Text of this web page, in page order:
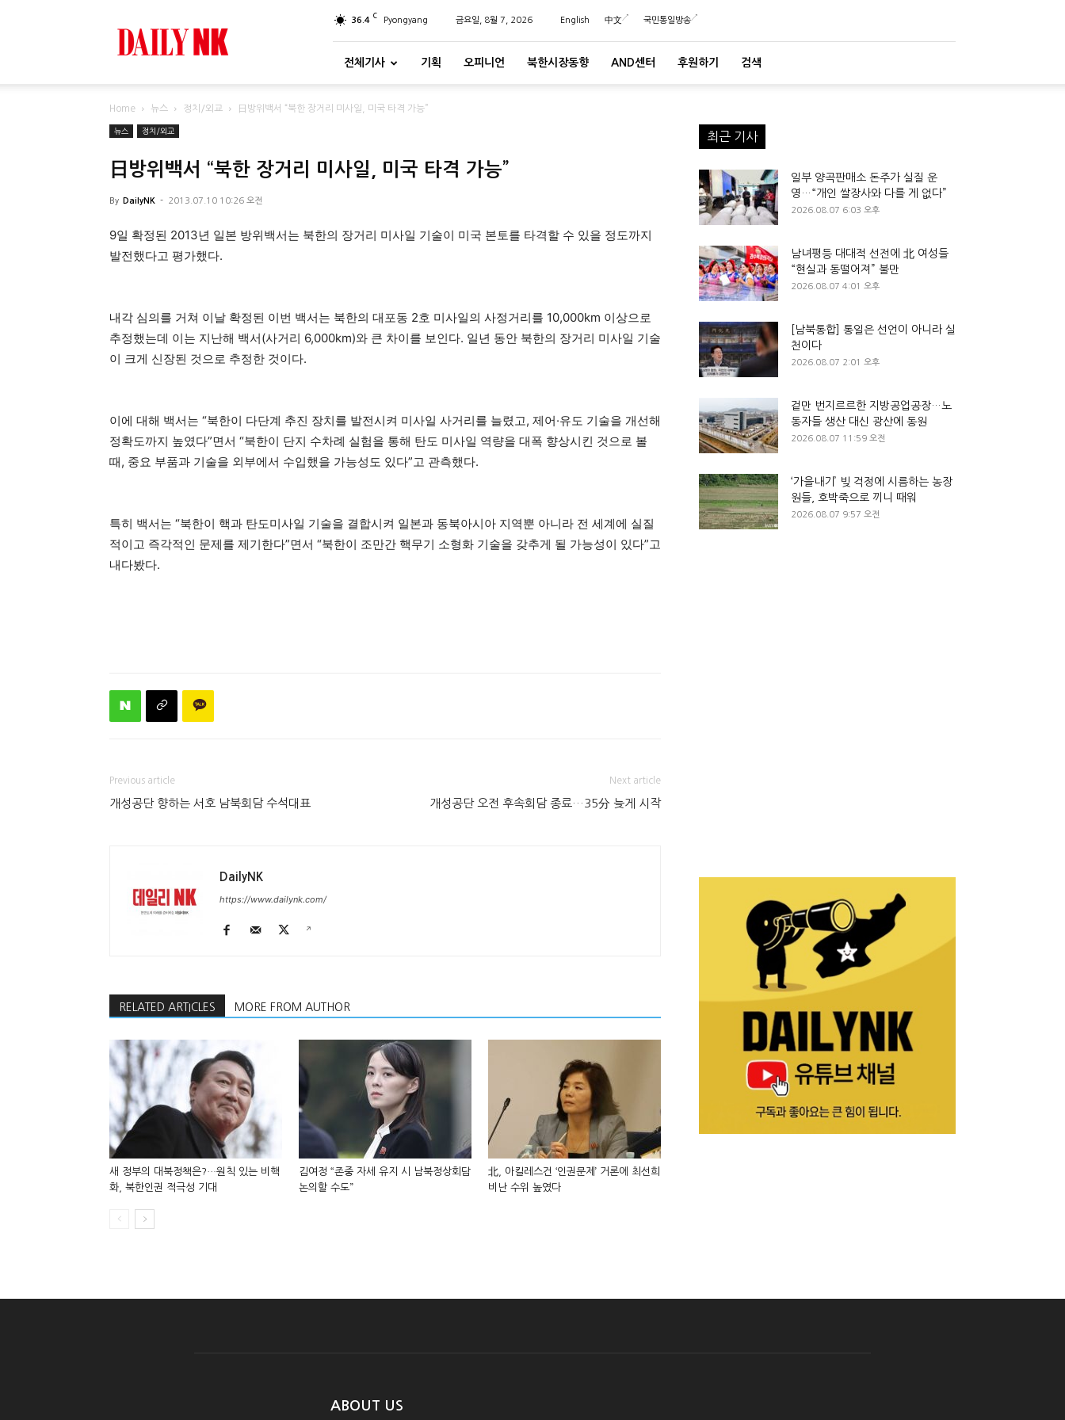
36.4 C Pyongyang 금요일, 8월 7, 2026 English 中文 국민통일방송
전체기사 기획 오피니언 북한시장동향 AND센터 후원하기 검색
Home 뉴스 정치/외교 日방위백서 “북한 장거리 미사일, 미국 타격 가능”
뉴스 정치/외교
日방위백서 “북한 장거리 미사일, 미국 타격 가능”
By DailyNK - 2013.07.10 10:26 오전
9일 확정된 2013년 일본 방위백서는 북한의 장거리 미사일 기술이 미국 본토를 타격할 수 있을 정도까지
발전했다고 평가했다.
내각 심의를 거쳐 이날 확정된 이번 백서는 북한의 대포동 2호 미사일의 사정거리를 10,000km 이상으로
추정했는데 이는 지난해 백서(사거리 6,000km)와 큰 차이를 보인다. 일년 동안 북한의 장거리 미사일 기술
이 크게 신장된 것으로 추정한 것이다.
이에 대해 백서는 “북한이 다단계 추진 장치를 발전시켜 미사일 사거리를 늘렸고, 제어·유도 기술을 개선해
정확도까지 높였다”면서 “북한이 단지 수차례 실험을 통해 탄도 미사일 역량을 대폭 향상시킨 것으로 볼
때, 중요 부품과 기술을 외부에서 수입했을 가능성도 있다”고 관측했다.
특히 백서는 “북한이 핵과 탄도미사일 기술을 결합시켜 일본과 동북아시아 지역뿐 아니라 전 세계에 실질
적이고 즉각적인 문제를 제기한다”면서 “북한이 조만간 핵무기 소형화 기술을 갖추게 될 가능성이 있다”고
내다봤다.
Previous article
개성공단 향하는 서호 남북회담 수석대표
Next article
개성공단 오전 후속회담 종료…35分 늦게 시작
DailyNK
https://www.dailynk.com/
RELATED ARTICLES MORE FROM AUTHOR
새 정부의 대북정책은?…원칙 있는 비핵
화, 북한인권 적극성 기대
김여정 “존중 자세 유지 시 남북정상회담
논의할 수도”
北, 아킬레스건 ‘인권문제’ 거론에 최선희
비난 수위 높였다
최근 기사
일부 양곡판매소 돈주가 실질 운
영…“개인 쌀장사와 다를 게 없다”
2026.08.07 6:03 오후
남녀평등 대대적 선전에 北 여성들
“현실과 동떨어져” 불만
2026.08.07 4:01 오후
[남북통합] 통일은 선언이 아니라 실
천이다
2026.08.07 2:01 오후
겉만 번지르르한 지방공업공장…노
동자들 생산 대신 광산에 동원
2026.08.07 11:59 오전
‘가을내기’ 빚 걱정에 시름하는 농장
원들, 호박죽으로 끼니 때워
2026.08.07 9:57 오전
ABOUT US